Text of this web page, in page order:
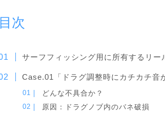
目次
サーフフィッシング用に所有するリー
Case.01「ドラグ調整時にカチカチ音
どんな不具合か？
原因：ドラグノブ内のバネ破損